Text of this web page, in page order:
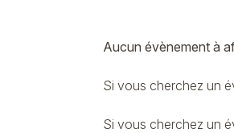
Aucun évènement à
Si vous cherchez un
Si vous cherchez un